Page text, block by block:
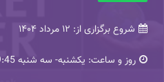
شروع برگزاری از: ۱۲ مرداد ۱۴۰۴
روز و ساعت: یکشنبه- سه شنبه 19:45-18:15